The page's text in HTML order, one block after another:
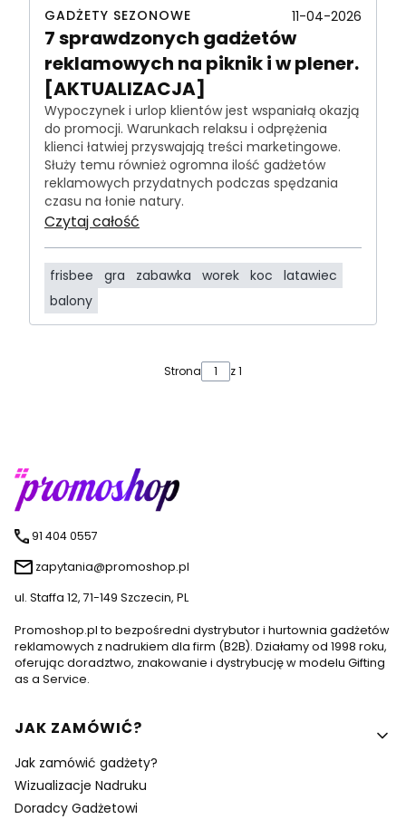
GADŻETY SEZONOWE 11-04-2026
7 sprawdzonych gadżetów
reklamowych na piknik i w plener.
[AKTUALIZACJA]
Wypoczynek i urlop klientów jest wspaniałą okazją
do promocji. Warunkach relaksu i odprężenia
klienci łatwiej przyswajają treści marketingowe.
Służy temu również ogromna ilość gadżetów
reklamowych przydatnych podczas spędzania
czasu na łonie natury.
Czytaj całość
frisbee gra zabawka worek koc
latawiec
balony
Strona z 1
91 404 0557
zapytania@promoshop.pl
ul. Staffa 12, 71-149 Szczecin, PL
Promoshop.pl to bezpośredni dystrybutor i hurtownia gadżetów
reklamowych z nadrukiem dla firm (B2B). Działamy od 1998 roku,
oferując doradztwo, znakowanie i dystrybucję w modelu Gifting
as a Service.
Linki w stopce
JAK ZAMÓWIĆ?
Jak zamówić gadżety?
Wizualizacje Nadruku
Doradcy Gadżetowi